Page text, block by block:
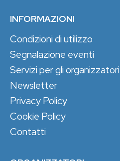
INFORMAZIONI
Condizioni di utilizzo
Segnalazione eventi
Servizi per gli organizzatori
Newsletter
Privacy Policy
Cookie Policy
Contatti